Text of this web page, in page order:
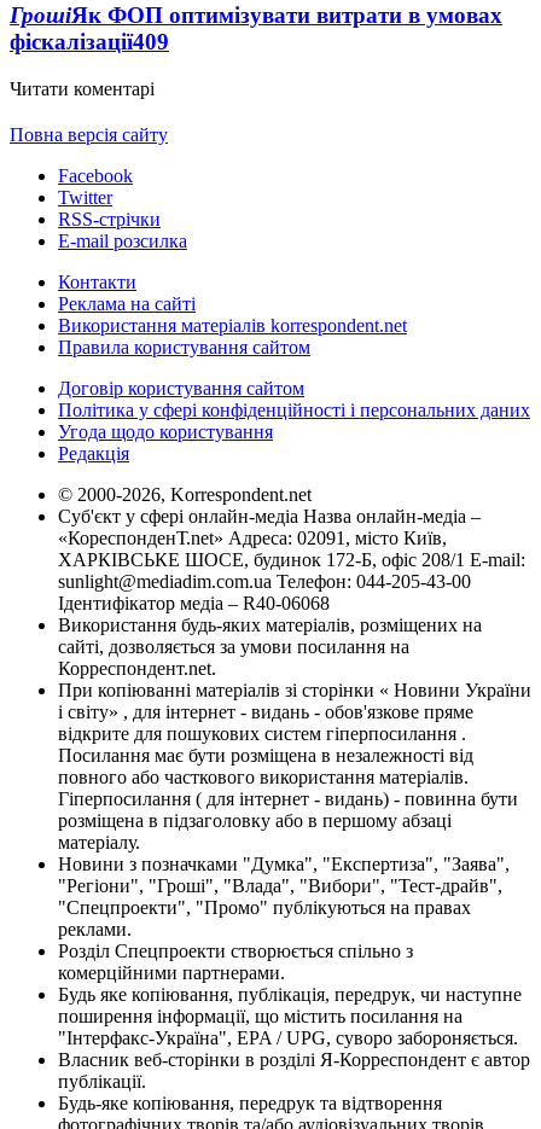
ГрошіЯк ФОП оптимізувати витрати в умовах
фіскалізації409
Читати коментарі
Повна версія сайту
Facebook
Twitter
RSS-стрічки
E-mail розсилка
Контакти
Реклама на сайті
Використання матеріалів korrespondent.net
Правила користування сайтом
Договір користування сайтом
Політика у сфері конфіденційності і персональних даних
Угода щодо користування
Редакція
© 2000-2026, Korrespondent.net
Суб'єкт у сфері онлайн-медіа Назва онлайн-медіа –
«КореспонденТ.net» Адреса: 02091, місто Київ,
ХАРКІВСЬКЕ ШОСЕ, будинок 172-Б, офіс 208/1 E-mail:
sunlight@mediadim.com.ua Телефон: 044-205-43-00
Ідентифікатор медіа – R40-06068
Використання будь-яких матеріалів, розміщених на
сайті, дозволяється за умови посилання на
Корреспондент.net.
При копіюванні матеріалів зі сторінки « Новини України
і світу» , для інтернет - видань - обов'язкове пряме
відкрите для пошукових систем гіперпосилання .
Посилання має бути розміщена в незалежності від
повного або часткового використання матеріалів.
Гіперпосилання ( для інтернет - видань) - повинна бути
розміщена в підзаголовку або в першому абзаці
матеріалу.
Новини з позначками "Думка", "Експертиза", "Заява",
"Регіони", "Гроші", "Влада", "Вибори", "Тест-драйв",
"Спецпроекти", "Промо" публікуються на правах
реклами.
Розділ Спецпроекти створюється спільно з
комерційними партнерами.
Будь яке копіювання, публікація, передрук, чи наступне
поширення інформації, що містить посилання на
"Інтерфакс-Україна", EPA / UPG, суворо забороняється.
Власник веб-сторінки в розділі Я-Корреспондент є автор
публікації.
Будь-яке копіювання, передрук та відтворення
фотографічних творів та/або аудіовізуальних творів